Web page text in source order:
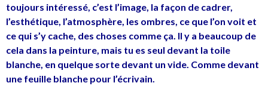
toujours intéressé, c’est l’image, la façon de cadrer,
l’esthétique, l’atmosphère, les ombres, ce que l’on voit et
ce qui s’y cache, des choses comme ça. Il y a beaucoup de
cela dans la peinture, mais tu es seul devant la toile
blanche, en quelque sorte devant un vide. Comme devant
une feuille blanche pour l’écrivain.